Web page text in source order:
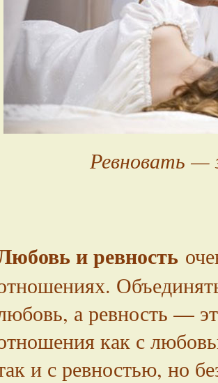
Ревновать
и ревность
а ревность —
как с
и с ревностью, но